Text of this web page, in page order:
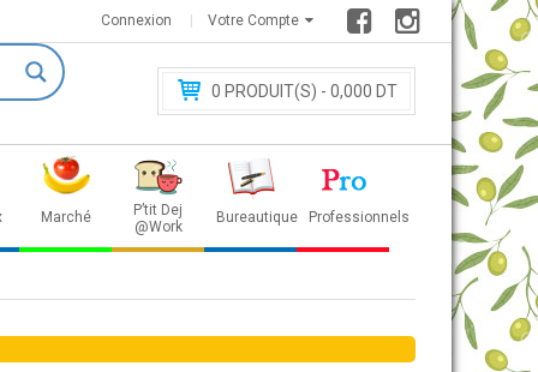
Votre Compte
Connexion
0 PRODUIT(S) - 0,000 DT
Marché
P’tit Dej
@Work
Bureautique Professionnels